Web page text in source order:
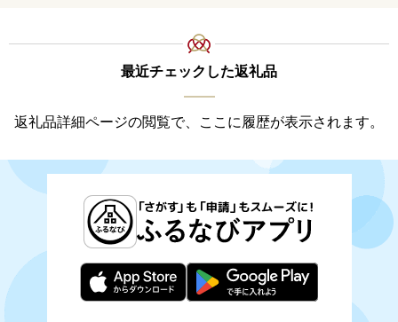
最近チェックした返礼品
返礼品詳細ページの閲覧で、ここに履歴が表示されます。